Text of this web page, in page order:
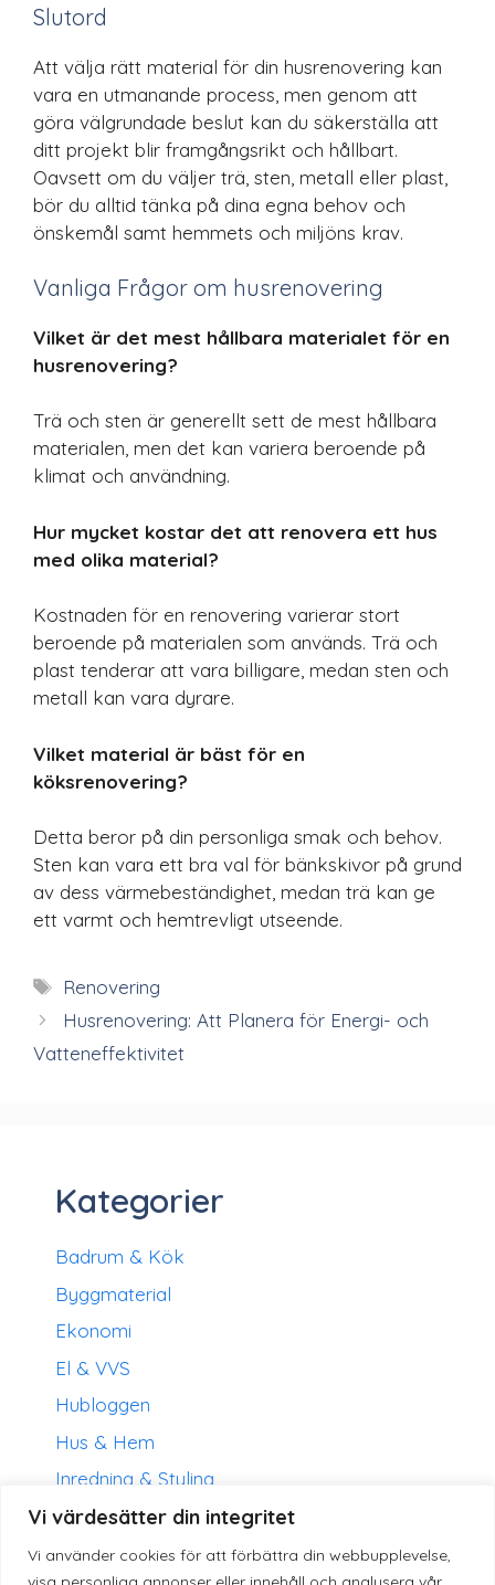
Vi värdesätter din integritet
Vi använder cookies för att förbättra din webbupplevelse,
Slutord
Att välja rätt material för din husrenovering kan
vara en utmanande process, men genom att
göra välgrundade beslut kan du säkerställa att
ditt projekt blir framgångsrikt och hållbart.
Oavsett om du väljer trä, sten, metall eller plast,
bör du alltid tänka på dina egna behov och
önskemål samt hemmets och miljöns krav.
Vanliga Frågor om husrenovering
Vilket är det mest hållbara materialet för en
husrenovering?
Trä och sten är generellt sett de mest hållbara
materialen, men det kan variera beroende på
klimat och användning.
Hur mycket kostar det att renovera ett hus
med olika material?
Kostnaden för en renovering varierar stort
beroende på materialen som används. Trä och
plast tenderar att vara billigare, medan sten och
metall kan vara dyrare.
Vilket material är bäst för en
köksrenovering?
Detta beror på din personliga smak och behov.
Sten kan vara ett bra val för bänkskivor på grund
av dess värmebeständighet, medan trä kan ge
ett varmt och hemtrevligt utseende.
Etiketter
Renovering
Husrenovering: Att Planera för Energi- och
Vatteneffektivitet
Kategorier
Badrum & Kök
Byggmaterial
Ekonomi
El & VVS
Hubloggen
Hus & Hem
Inredning & Styling
Renovering
Sovrum & Vardagsrum